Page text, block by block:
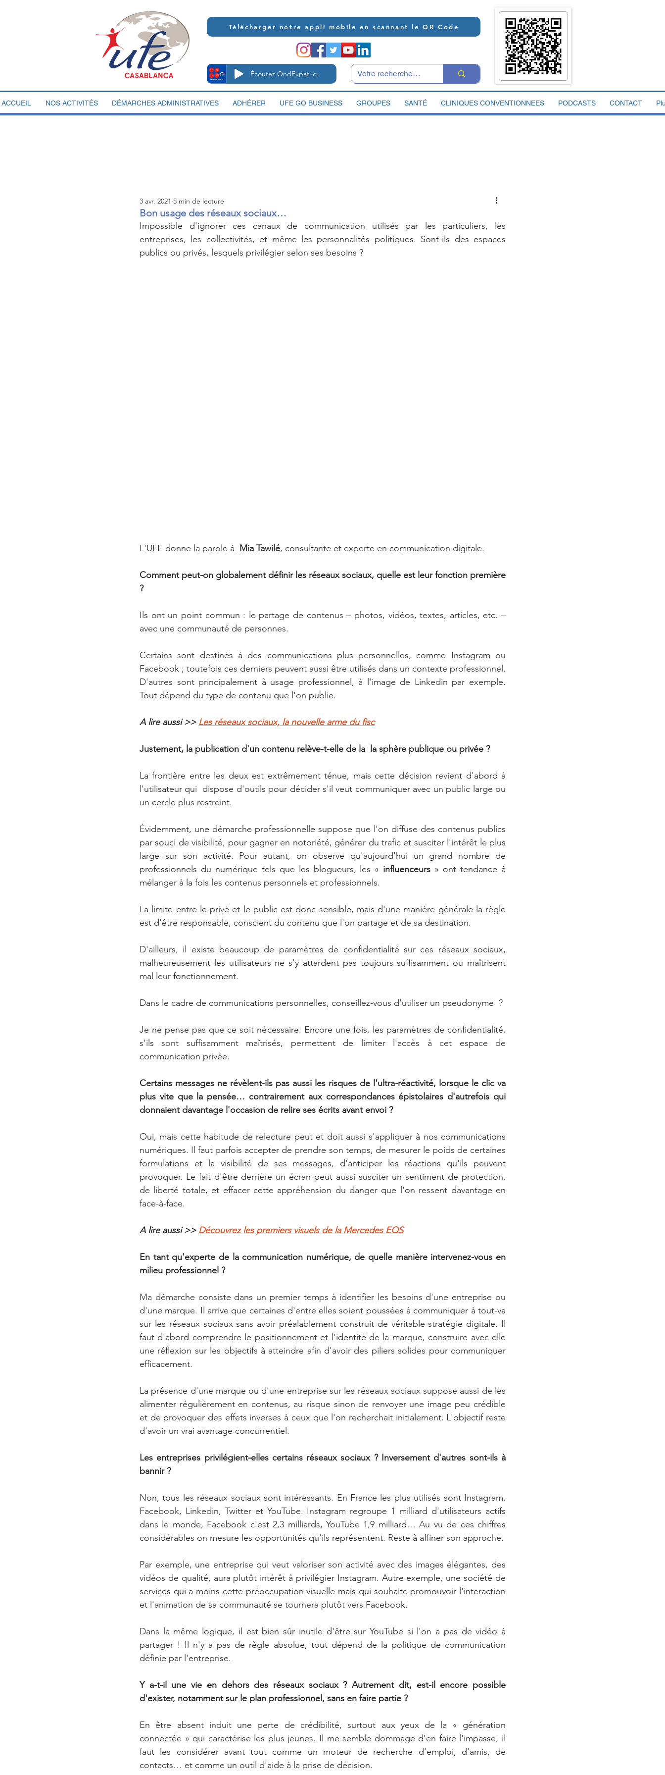
Télécharger notre appli mobile en scannant le QR Code
Écoutez OndExpat ici
ACCUEIL NOS ACTIVITÉS DÉMARCHES ADMINISTRATIVES ADHÉRER UFE GO BUSINESS GROUPES SANTÉ CLINIQUES CONVENTIONNEES PODCASTS CONTACT
Bon usage des réseaux sociaux…
3 avr. 2021 5 min de lecture
Impossible d'ignorer ces canaux de communication utilisés par les particuliers, les
entreprises, les collectivités, et même les personnalités politiques. Sont-ils des espaces
publics ou privés, lesquels privilégier selon ses besoins ?
L'UFE donne la parole à Mia Tawilé, consultante et experte en communication digitale.
Comment peut-on globalement définir les réseaux sociaux, quelle est leur fonction première
?
Ils ont un point commun : le partage de contenus – photos, vidéos, textes, articles, etc. –
avec une communauté de personnes.
Certains sont destinés à des communications plus personnelles, comme Instagram ou
Facebook ; toutefois ces derniers peuvent aussi être utilisés dans un contexte professionnel.
D'autres sont principalement à usage professionnel, à l'image de Linkedin par exemple.
Tout dépend du type de contenu que l'on publie.
A lire aussi >> Les réseaux sociaux, la nouvelle arme du fisc
Justement, la publication d'un contenu relève-t-elle de la  la sphère publique ou privée ?
La frontière entre les deux est extrêmement ténue, mais cette décision revient d'abord à
l'utilisateur qui  dispose d'outils pour décider s'il veut communiquer avec un public large ou
un cercle plus restreint.
Évidemment, une démarche professionnelle suppose que l'on diffuse des contenus publics
par souci de visibilité, pour gagner en notoriété, générer du trafic et susciter l'intérêt le plus
large sur son activité. Pour autant, on observe qu'aujourd'hui un grand nombre de
professionnels du numérique tels que les blogueurs, les « influenceurs » ont tendance à
mélanger à la fois les contenus personnels et professionnels.
La limite entre le privé et le public est donc sensible, mais d'une manière générale la règle
est d'être responsable, conscient du contenu que l'on partage et de sa destination.
D'ailleurs, il existe beaucoup de paramètres de confidentialité sur ces réseaux sociaux,
malheureusement les utilisateurs ne s'y attardent pas toujours suffisamment ou maîtrisent
mal leur fonctionnement.
Dans le cadre de communications personnelles, conseillez-vous d'utiliser un pseudonyme  ?
Je ne pense pas que ce soit nécessaire. Encore une fois, les paramètres de confidentialité,
s'ils sont suffisamment maîtrisés, permettent de limiter l'accès à cet espace de
communication privée.
Certains messages ne révèlent-ils pas aussi les risques de l'ultra-réactivité, lorsque le clic va
plus vite que la pensée… contrairement aux correspondances épistolaires d'autrefois qui
donnaient davantage l'occasion de relire ses écrits avant envoi ?
Oui, mais cette habitude de relecture peut et doit aussi s'appliquer à nos communications
numériques. Il faut parfois accepter de prendre son temps, de mesurer le poids de certaines
formulations et la visibilité de ses messages, d'anticiper les réactions qu'ils peuvent
provoquer. Le fait d'être derrière un écran peut aussi susciter un sentiment de protection,
de liberté totale, et effacer cette appréhension du danger que l'on ressent davantage en
face-à-face.
A lire aussi >> Découvrez les premiers visuels de la Mercedes EQS
En tant qu'experte de la communication numérique, de quelle manière intervenez-vous en
milieu professionnel ?
Ma démarche consiste dans un premier temps à identifier les besoins d'une entreprise ou
d'une marque. Il arrive que certaines d'entre elles soient poussées à communiquer à tout-va
sur les réseaux sociaux sans avoir préalablement construit de véritable stratégie digitale. Il
faut d'abord comprendre le positionnement et l'identité de la marque, construire avec elle
une réflexion sur les objectifs à atteindre afin d'avoir des piliers solides pour communiquer
efficacement.
La présence d'une marque ou d'une entreprise sur les réseaux sociaux suppose aussi de les
alimenter régulièrement en contenus, au risque sinon de renvoyer une image peu crédible
et de provoquer des effets inverses à ceux que l'on recherchait initialement. L'objectif reste
d'avoir un vrai avantage concurrentiel.
Les entreprises privilégient-elles certains réseaux sociaux ? Inversement d'autres sont-ils à
bannir ?
Non, tous les réseaux sociaux sont intéressants. En France les plus utilisés sont Instagram,
Facebook, Linkedin, Twitter et YouTube. Instagram regroupe 1 milliard d'utilisateurs actifs
dans le monde, Facebook c'est 2,3 milliards, YouTube 1,9 milliard… Au vu de ces chiffres
Par exemple, une entreprise qui veut valoriser son activité avec des images élégantes, des
vidéos de qualité, aura plutôt intérêt à privilégier Instagram. Autre exemple, une société de
services qui a moins cette préoccupation visuelle mais qui souhaite promouvoir l'interaction
et l'animation de sa communauté se tournera plutôt vers Facebook.
Dans la même logique, il est bien sûr inutile d'être sur YouTube si l'on a pas de vidéo à
partager ! Il n'y a pas de règle absolue, tout dépend de la politique de communication
définie par l'entreprise.
Y a-t-il une vie en dehors des réseaux sociaux ? Autrement dit, est-il encore possible
d'exister, notamment sur le plan professionnel, sans en faire partie ?
En être absent induit une perte de crédibilité, surtout aux yeux de la « génération
connectée » qui caractérise les plus jeunes. Il me semble dommage d'en faire l'impasse, il
faut les considérer avant tout comme un moteur de recherche d'emploi, d'amis, de
contacts… et comme un outil d'aide à la prise de décision.